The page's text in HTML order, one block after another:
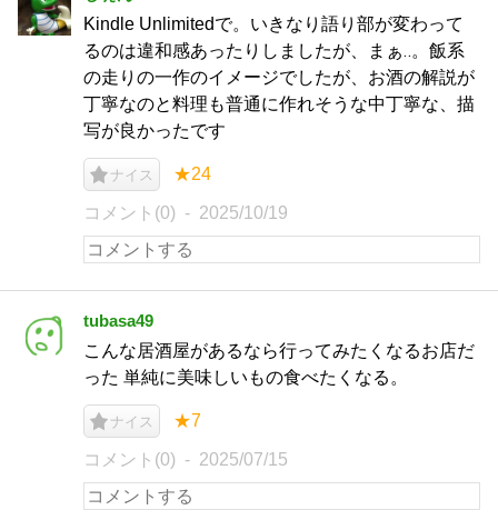
Kindle Unlimitedで。いきなり語り部が変わって
るのは違和感あったりしましたが、まぁ‥。飯系
の走りの一作のイメージでしたが、お酒の解説が
丁寧なのと料理も普通に作れそうな中丁寧な、描
写が良かったです
ナイス ★24
コメント(0) 2025/10/19
tubasa49
こんな居酒屋があるなら行ってみたくなるお店だ
った 単純に美味しいもの食べたくなる。
ナイス ★7
コメント(0) 2025/07/15